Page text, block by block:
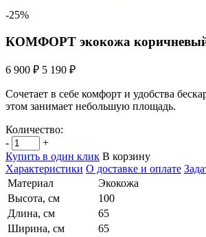
-25%
КОМФОРТ экокожа коричневый
6 900 ₽ 5 190 ₽
Сочетает в себе комфорт и удобства
этом занимает небольшую площадь.
Количество:
-
+
Купить в один клик В корзину
Характеристики О доставке и оплате
Материал
Экокожа
Высота, см
100
Длина, см
65
Ширина, см
65